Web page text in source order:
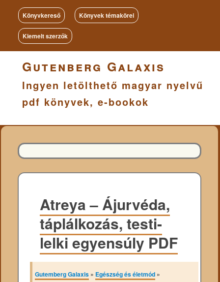
Könyvkereső Könyvek témakörei
Kiemelt szerzők
Gutenberg Galaxis
Ingyen letölthető magyar nyelvű
pdf könyvek, e-bookok
Atreya – Ájurvéda,
táplálkozás, testi-
lelki egyensúly PDF
Gutemberg Galaxis » Egészség és életmód »